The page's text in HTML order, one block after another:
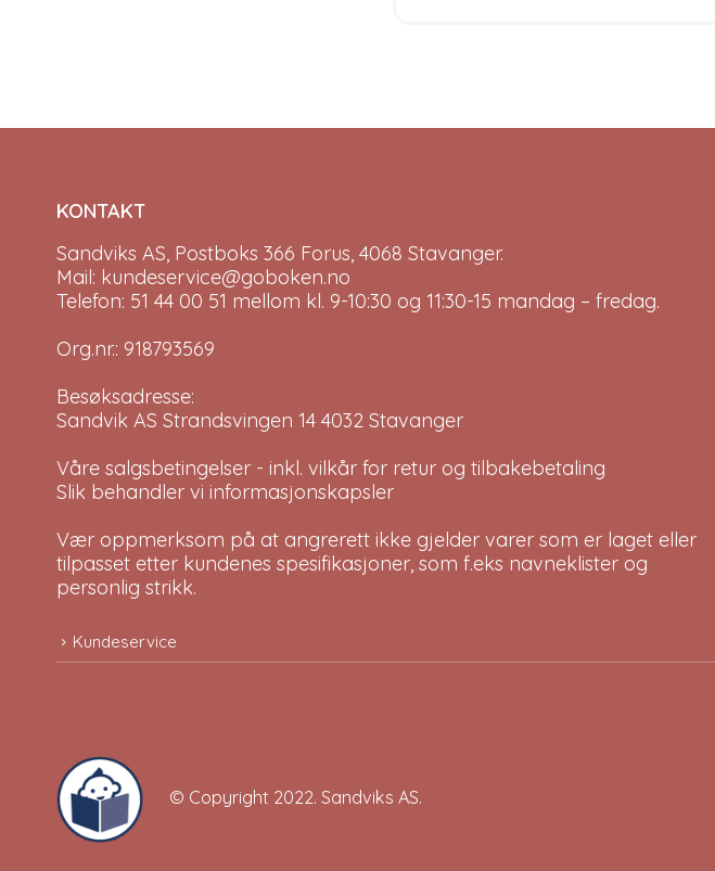
KONTAKT
Sandviks AS, Postboks 366 Forus, 4068 Stavanger.
Mail: kundeservice@goboken.no
Telefon: 51 44 00 51 mellom kl. 9-10:30 og 11:30-15 mandag – fredag.
Org.nr.: 918793569
Besøksadresse:
Sandvik AS Strandsvingen 14 4032 Stavanger
Våre salgsbetingelser - inkl. vilkår for retur og tilbakebetaling
Slik behandler vi informasjonskapsler
Vær oppmerksom på at angrerett ikke gjelder varer som er laget eller
tilpasset etter kundenes spesifikasjoner, som f.eks navneklister og
personlig strikk.
Kundeservice
© Copyright 2022. Sandviks AS.